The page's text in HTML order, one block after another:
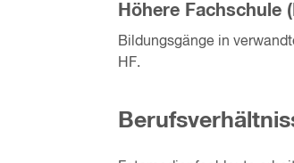
Höhere Fachschule
Bildungsgänge in
HF.